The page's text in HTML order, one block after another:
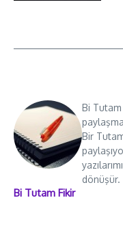
Bi Tutam Fikir
Bi
Bir
dönüşür.